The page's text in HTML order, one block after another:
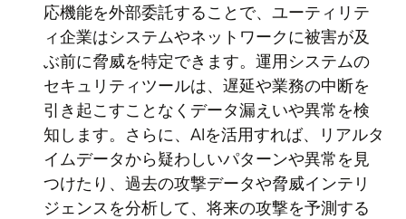
応機能を外部委託することで、ユーティリテ
ィ企業はシステムやネットワークに被害が及
ぶ前に脅威を特定できます。運用システムの
セキュリティツールは、遅延や業務の中断を
引き起こすことなくデータ漏えいや異常を検
知します。さらに、AIを活用すれば、リアルタ
イムデータから疑わしいパターンや異常を見
つけたり、過去の攻撃データや脅威インテリ
ジェンスを分析して、将来の攻撃を予測する